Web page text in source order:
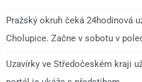
Pražský okruh čeká 24hodinová
Cholupice. Začne v sobotu v
Uzavírky ve Středočeském kraji